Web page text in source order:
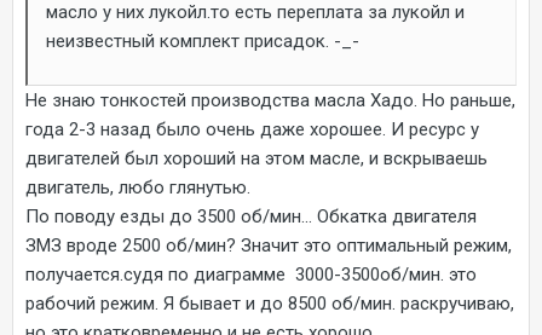
масло у них лукойл.то есть переплата за лукойл и
неизвестный комплект присадок. -_-
Не знаю тонкостей производства масла Хадо. Но раньше,
года 2-3 назад было очень даже хорошее. И ресурс у
двигателей был хороший на этом масле, и вскрываешь
двигатель, любо глянутью.
По поводу езды до 3500 об/мин... Обкатка двигателя
ЗМЗ вроде 2500 об/мин? Значит это оптимальный режим,
получается.судя по диаграмме 3000-3500об/мин. это
рабочий режим. Я бывает и до 8500 об/мин. раскручиваю,